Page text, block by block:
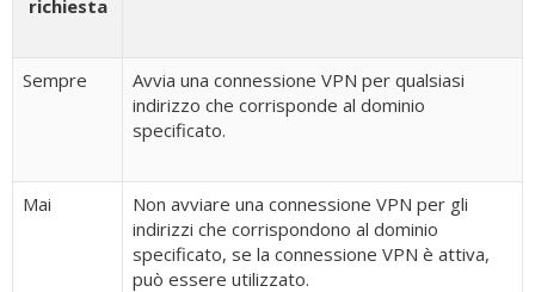
richiesta
Sempre
Avvia una connessione VPN per qualsiasi
indirizzo che corrisponde al dominio
specificato.
Mai
Non avviare una connessione VPN per gli
indirizzi che corrispondono al dominio
specificato, se la connessione VPN è attiva,
può essere utilizzato.